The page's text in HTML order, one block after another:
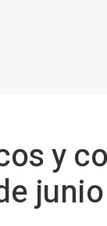
y
junio